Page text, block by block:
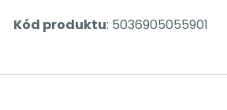
Kód produktu: 5036905055901